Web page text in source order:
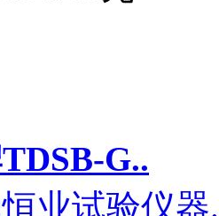
G..
业试验仪器